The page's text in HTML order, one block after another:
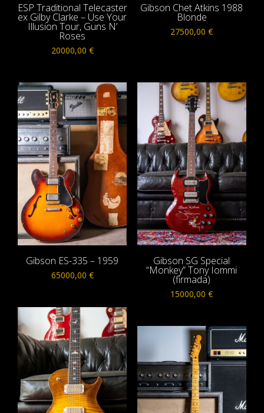
ESP Traditional Telecaster
ex Gilby Clarke – Use Your
Illusion Tour, Guns N’
Roses
20000,00 €
Gibson Chet Atkins 1988
Blonde
27500,00€
Gibson ES-335 – 1959
65000,00 €
Gibson SG Special
“Monkey” Tony Iommi
(firmada)
15000,00€